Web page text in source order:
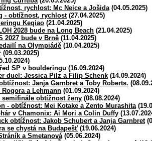
rychlost: Mc Neice a Jošida(04.05.2025)
- obtížnost, rychlost(27.04.2025)
Keqiao (21.04.2025)
2028 bude na Long Beach (21.04.2025)
2027 bude v Brně (11.04.2025)
na Olympiádě (10.04.2025)
(09.03.2025)
SP v boulderingu (16.09.2024)
duel: Jessica Pilz a Filip Schenk (14.09.2024)
Janja Garnbret a Toby Roberts.
Rogora a Lehmann (01.09.2024)
semifinále obtížnost ženy (08.08.2024)
- obtížnost: Mei Kotake a Zento Murashita
v Chamonix: Ai Mori a Colin Duffy
obtížnost: Jakob Schubert a Janja Garnbret
se chystá na Budapešť(19.06.2024)
a Smetanová(05.06.2024)